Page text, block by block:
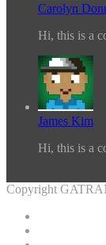
Carolyn
Hi, this is a
James Kim
Hi, this is a
Copyright